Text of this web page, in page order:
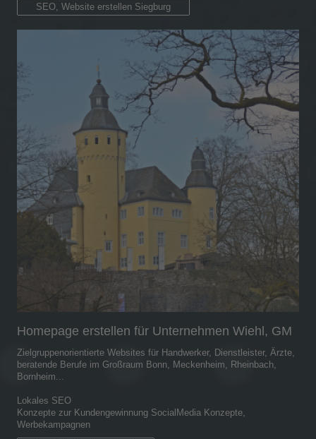
SEO, Website erstellen Siegburg
Homepage erstellen für Unternehmen Wiehl, GM
Zielgruppenorientierte Websites für Handwerker, Dienstleister, Ärzte,
beratende Berufe im Großraum Bonn, Meckenheim, Rheinbach,
Bornheim...
Lokales SEO
Konzepte zur Kundengewinnung SocialMedia Konzepte,
Werbekampagnen